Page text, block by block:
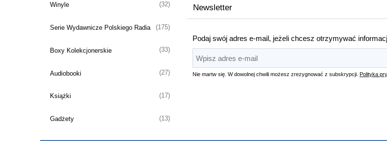
Winyle (32)
Serie Wydawnicze Polskiego Radia (175)
Boxy Kolekcjonerskie (33)
Audiobooki (27)
Książki (17)
Gadżety (13)
Newsletter
Podaj swój adres e-mail, jeżeli chcesz otrzymywać
Nie martw się. W dowolnej chwili możesz zrezygnować z subskrypcji. Polityka